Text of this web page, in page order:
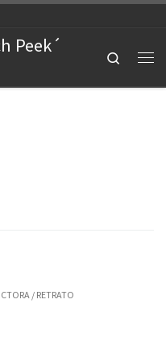
Peek´ Search
/ RETRATO